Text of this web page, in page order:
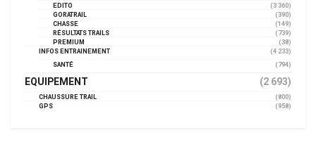
EDITO
(3 360)
GORATRAIL
(390)
CHASSE
(149)
RÉSULTATS TRAILS
(739)
PREMIUM
(38)
INFOS ENTRAINEMENT
(4 233)
SANTÉ
(794)
EQUIPEMENT (2 693)
CHAUSSURE TRAIL
(800)
GPS
(958)